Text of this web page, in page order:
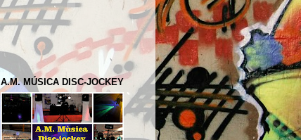
A.M. MÚSICA DISC-JOCKEY